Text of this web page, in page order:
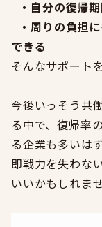
・自分の復帰
・周りの負担
できる
そんなサポート
今後いっそう共
る中で、復帰率
る企業も多いはず
即戦力を失わな
いいかもしれませ